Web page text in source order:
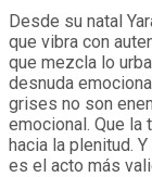
Desde su natal
que vibra con
que mezcla lo
desnuda
grises no son
emocional. Que
hacia la plenitud.
es el acto más